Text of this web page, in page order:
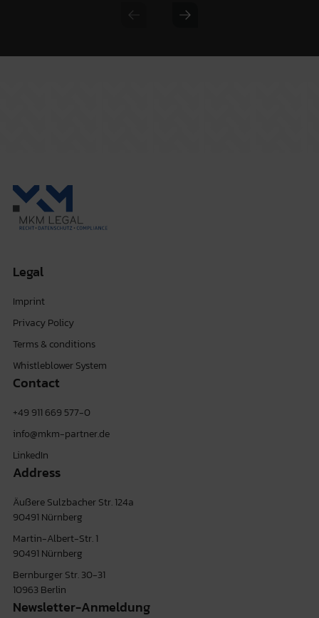
Previous slide
Next slide
Legal
Imprint
Privacy Policy
Terms & conditions
Whistleblower System
Contact
+49 911 669 577-0
info@mkm-partner.de
LinkedIn
Address
Äußere Sulzbacher Str. 124a
90491 Nürnberg
Martin-Albert-Str. 1
90491 Nürnberg
Bernburger Str. 30-31
10963 Berlin
Newsletter-Anmeldung